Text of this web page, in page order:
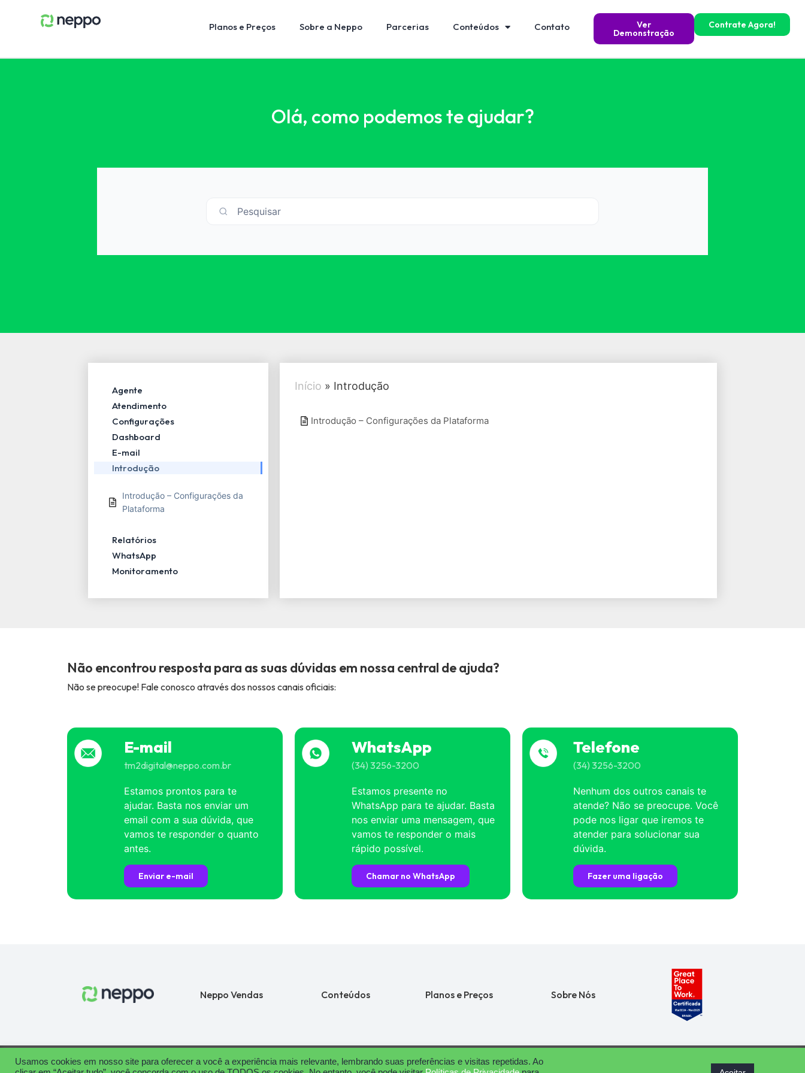
Planos e Preços Sobre a Neppo Parcerias Conteúdos Contato Ver
Demonstração
Contrate Agora!
Olá, como podemos te ajudar?
Pesquisar
Agente
Atendimento
Configurações
Dashboard
E-mail
Introdução
Introdução – Configurações da
Plataforma
Relatórios
WhatsApp
Monitoramento
Início » Introdução
Introdução – Configurações da Plataforma
Não encontrou resposta para as suas dúvidas em nossa central de ajuda?
Não se preocupe! Fale conosco através dos nossos canais oficiais:
E-mail
tm2digital@neppo.com.br
Estamos prontos para te
ajudar. Basta nos enviar um
email com a sua dúvida, que
vamos te responder o quanto
antes.
Enviar e-mail
WhatsApp
(34) 3256-3200
Estamos presente no
WhatsApp para te ajudar. Basta
nos enviar uma mensagem, que
vamos te responder o mais
rápido possível.
Chamar no WhatsApp
Telefone
(34) 3256-3200
Nenhum dos outros canais te
atende? Não se preocupe. Você
pode nos ligar que iremos te
atender para solucionar sua
dúvida.
Fazer uma ligação
Neppo Vendas Conteúdos Planos e Preços Sobre Nós
Usamos cookies em nosso site para oferecer a você a experiência mais relevante, lembrando suas preferências e visitas repetidas. Ao